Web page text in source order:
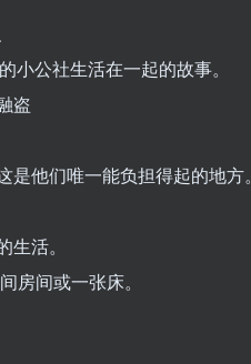
小公社生活在一起的故事。
盗
他们唯一能负担得起的地方。
活。
房间或一张床。